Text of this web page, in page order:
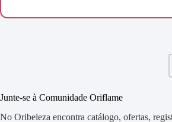
Junte-se à Comunidade Oriflame
No Oribeleza encontra catálogo, ofertas,